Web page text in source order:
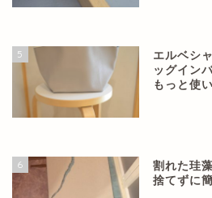
5
エルベシ
ッグイン
もっと使
6
割れた珪
捨てずに